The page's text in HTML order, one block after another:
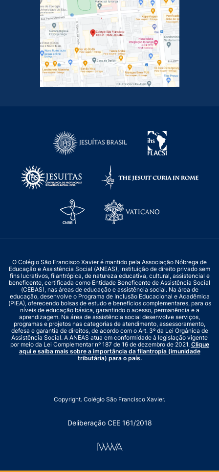
O Colégio São Francisco Xavier é mantido pela Associação Nóbrega de
Educação e Assistência Social (ANEAS), instituição de direito privado sem
fins lucrativos, filantrópica, de natureza educativa, cultural, assistencial e
beneficente, certificada como Entidade Beneficente de Assistência Social
(CEBAS), nas áreas de educação e assistência social. Na área de
educação, desenvolve o Programa de Inclusão Educacional e Acadêmica
(PIEA), oferecendo bolsas de estudo e benefícios complementares, para os
níveis de educação básica, garantindo o acesso, permanência e a
aprendizagem. Na área de assistência social desenvolve serviços,
programas e projetos nas categorias de atendimento, assessoramento,
defesa e garantia de direitos, de acordo com o Art. 3º da Lei Orgânica de
Assistência Social. A ANEAS atua em conformidade à legislação vigente
por meio da Lei Complementar nº 187 de 16 de dezembro de 2021. Clique
aqui e saiba mais sobre a importância da filantropia (imunidade
tributária) para o país.
Copyright. Colégio São Francisco Xavier.
Deliberação CEE 161/2018